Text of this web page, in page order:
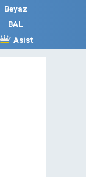
Beyaz
BAL
Asist